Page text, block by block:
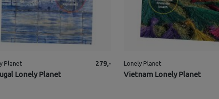
Planet
Lonely Planet
279,- Lonely Planet
Vietnam Lonely Planet